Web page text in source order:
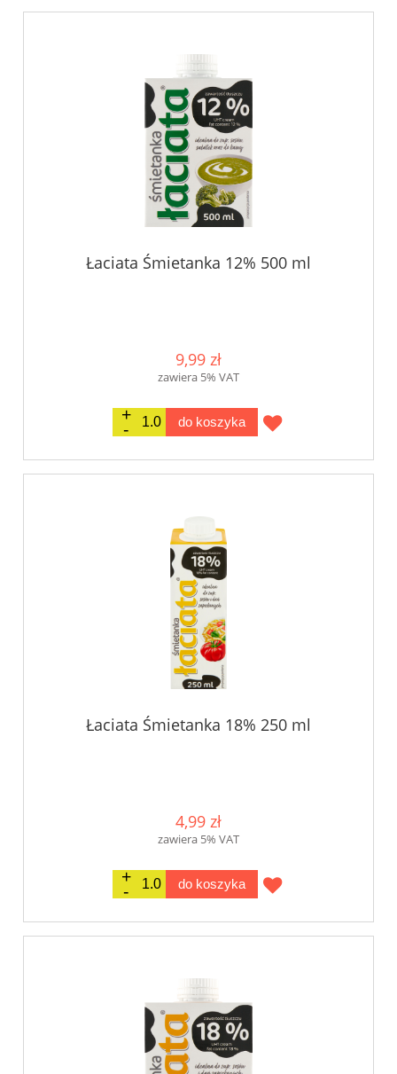
Łaciata Śmietanka 12% 500 ml
9,99 zł
zawiera 5% VAT
do koszyka
Łaciata Śmietanka 18% 250 ml
4,99 zł
zawiera 5% VAT
do koszyka